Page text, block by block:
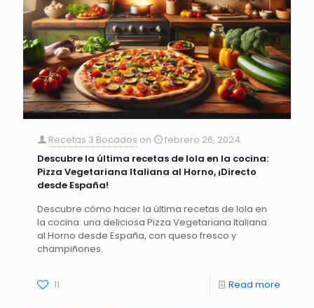
Recetas 3 Bocados on
febrero 26, 2024
Descubre la última recetas de lola en la cocina:
Pizza Vegetariana Italiana al Horno, ¡Directo
desde España!
Descubre cómo hacer la última recetas de lola en
la cocina: una deliciosa Pizza Vegetariana Italiana
al Horno desde España, con queso fresco y
champiñones.
11 Read more